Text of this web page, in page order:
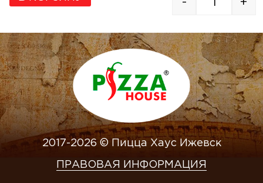
- +
2017-2026 © Пицца Хаус Ижевск
ПРАВОВАЯ ИНФОРМАЦИЯ